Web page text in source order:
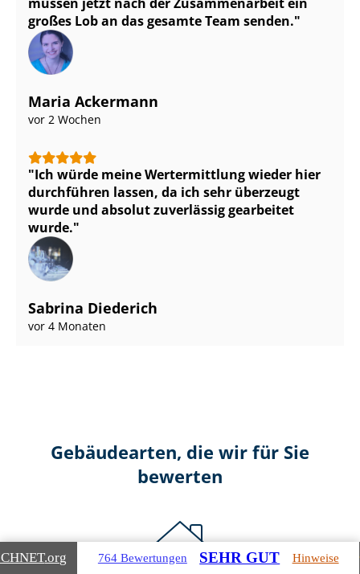
großes Lob an das gesamte Team senden.
Maria Ackermann
vor 2 Wochen
Ich würde meine Wertermittlung wieder hier
durchführen lassen, da ich sehr überzeugt
wurde und absolut zuverlässig gearbeitet
wurde.
Sabrina Diederich
vor 4 Monaten
Gebäudearten, die wir für Sie
bewerten
.org 764 Bewertungen SEHR GUT Hinweise